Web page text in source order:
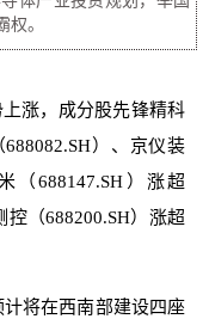
。
涨，成分股先锋精科
688082.SH）、京仪装
（688147.SH）涨超
（688200.SH）涨超
将在西南部建设四座